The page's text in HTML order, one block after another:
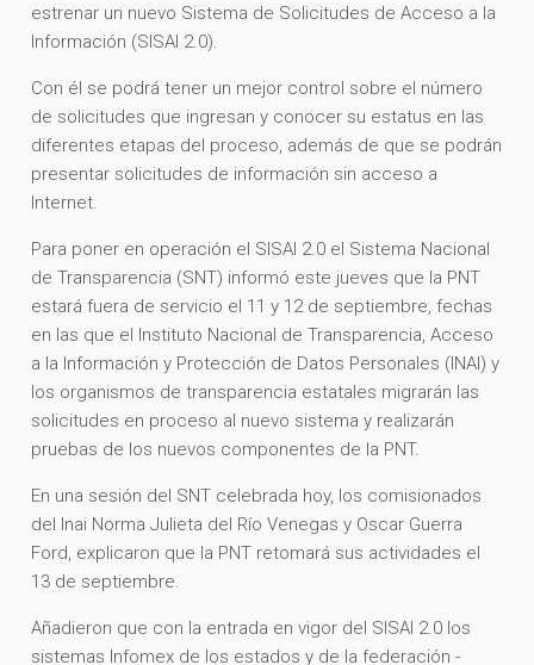
estrenar un nuevo Sistema de Solicitudes de Acceso a la
Información (SISAI 2.0).
Con él se podrá tener un mejor control sobre el número
de solicitudes que ingresan y conocer su estatus en las
diferentes etapas del proceso, además de que se podrán
presentar solicitudes de información sin acceso a
Internet.
Para poner en operación el SISAI 2.0 el Sistema Nacional
de Transparencia (SNT) informó este jueves que la PNT
estará fuera de servicio el 11 y 12 de septiembre, fechas
en las que el Instituto Nacional de Transparencia, Acceso
a la Información y Protección de Datos Personales (INAI) y
los organismos de transparencia estatales migrarán las
solicitudes en proceso al nuevo sistema y realizarán
pruebas de los nuevos componentes de la PNT.
En una sesión del SNT celebrada hoy, los comisionados
del Inai Norma Julieta del Río Venegas y Oscar Guerra
Ford, explicaron que la PNT retomará sus actividades el
13 de septiembre.
Añadieron que con la entrada en vigor del SISAI 2.0 los
sistemas Infomex de los estados y de la federación -